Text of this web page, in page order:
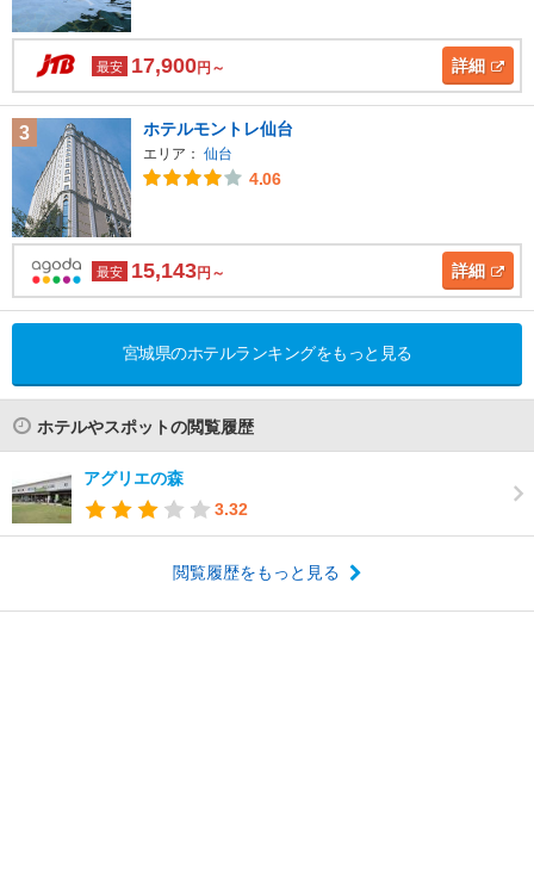
最安 17,900円～ 詳細
3 ホテルモントレ仙台
エリア： 仙台
4.06
最安 15,143円～ 詳細
宮城県のホテルランキングをもっと見る
ホテルやスポットの閲覧履歴
アグリエの森
3.32
閲覧履歴をもっと見る